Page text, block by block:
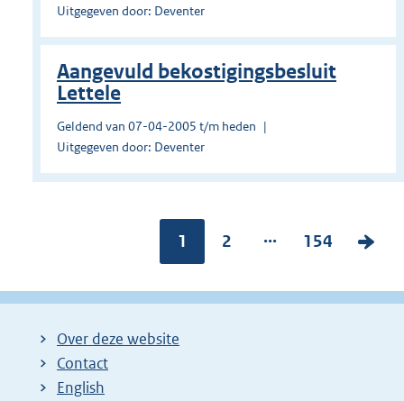
Uitgegeven door: Deventer
Aangevuld bekostigingsbesluit
Lettele
Geldend van 07-04-2005 t/m heden
Uitgegeven door: Deventer
Pagina:
1
P
g
2 ...
P
g
154
V
l
Over deze website
Contact
English